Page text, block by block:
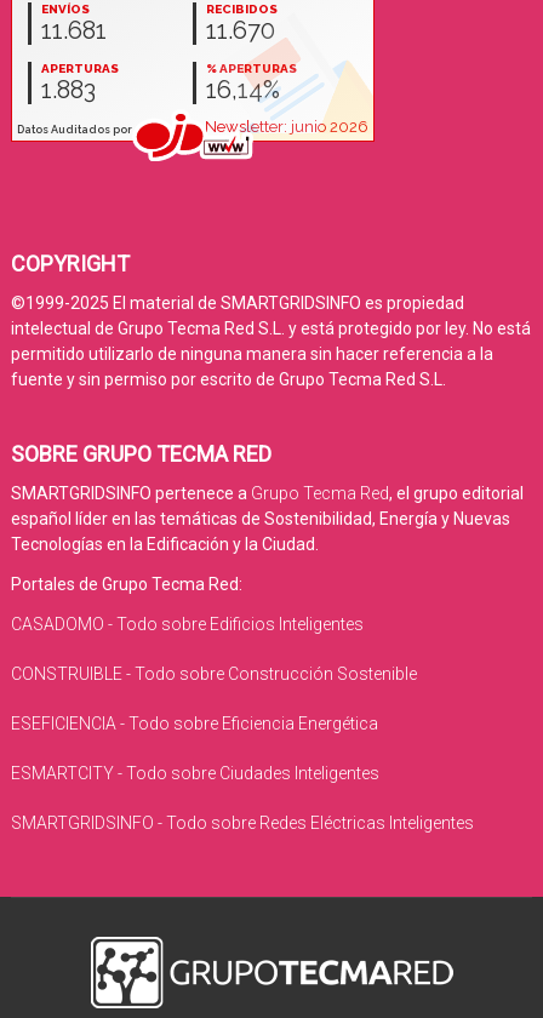
COPYRIGHT
©1999-2025 El material de SMARTGRIDSINFO es propiedad
intelectual de Grupo Tecma Red S.L. y está protegido por ley. No está
permitido utilizarlo de ninguna manera sin hacer referencia a la
fuente y sin permiso por escrito de Grupo Tecma Red S.L.
SOBRE GRUPO TECMA RED
SMARTGRIDSINFO pertenece a Grupo Tecma Red, el grupo editorial
español líder en las temáticas de Sostenibilidad, Energía y Nuevas
Tecnologías en la Edificación y la Ciudad.
Portales de Grupo Tecma Red:
CASADOMO - Todo sobre Edificios Inteligentes
CONSTRUIBLE - Todo sobre Construcción Sostenible
ESEFICIENCIA - Todo sobre Eficiencia Energética
ESMARTCITY - Todo sobre Ciudades Inteligentes
SMARTGRIDSINFO - Todo sobre Redes Eléctricas Inteligentes